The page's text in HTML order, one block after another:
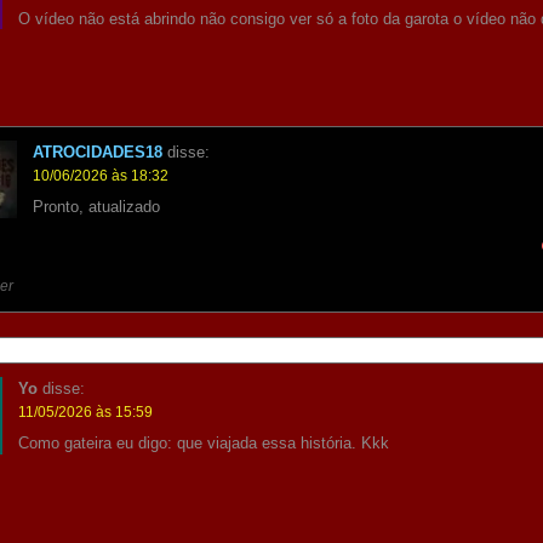
O vídeo não está abrindo não consigo ver só a foto da garota o vídeo não
ATROCIDADES18 disse:
10/06/2026 às 18:32
Pronto, atualizado
Yo disse:
11/05/2026 às 15:59
Como gateira eu digo: que viajada essa história. Kkk